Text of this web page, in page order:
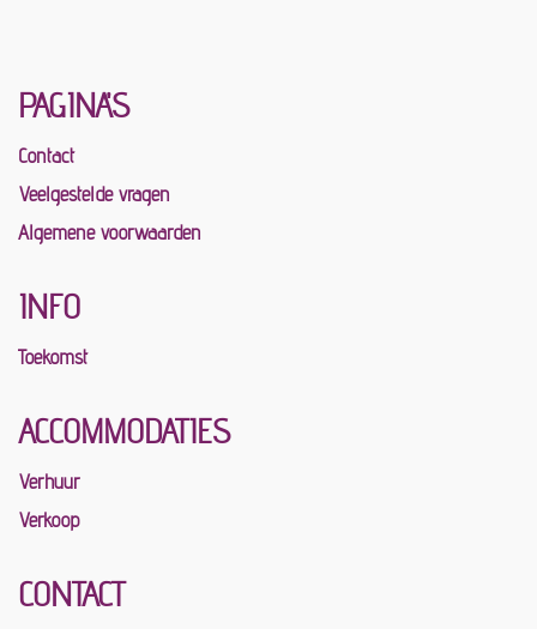
PAGINA'S
Contact
Veelgestelde vragen
Algemene voorwaarden
INFO
Toekomst
ACCOMMODATIES
Verhuur
Verkoop
CONTACT